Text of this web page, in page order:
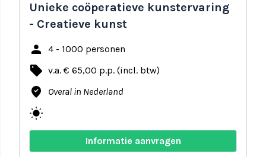
Unieke coöperatieve kunstervaring
- Creatieve kunst
person 4 - 1000 personen
local_offer v.a. € 65,00 p.p. (incl. btw)
where_to_vote Overal in Nederland
wb_sunny
Informatie aanvragen